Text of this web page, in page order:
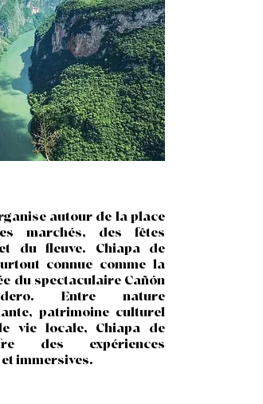
autour de la place
marchés, des fêtes
du fleuve. Chiapa de
connue comme la
du spectaculaire Cañón
Entre nature
patrimoine culturel
vie locale, Chiapa de
des expériences
immersives.